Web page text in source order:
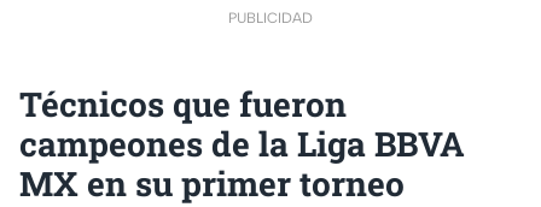
PUBLICIDAD
Técnicos que fueron
campeones de la Liga BBVA
MX en su primer torneo